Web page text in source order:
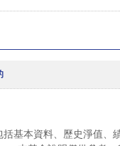
基本資料、歷史淨值、